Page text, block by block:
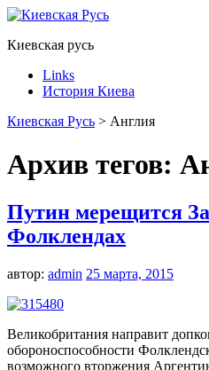
Киевская русь
Links
История Киева
Киевская Русь > Англия
Архив тегов:
Путин мерещится
Фолклендах
автор: admin 25 марта, 2015
Великобритания направит
обороноспособности
возможного вторжения